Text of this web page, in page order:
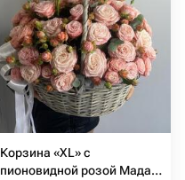
Корзина «XL» c
пионовидной розой Мадам